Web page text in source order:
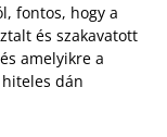
fontos, hogy a
és szakavatott
amelyikre a
dán